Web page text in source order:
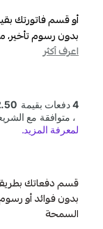
أو قسم فاتورتك
بدون رسوم تأخير،
اعرف أكثر
بدون فوائد أو
السمحة